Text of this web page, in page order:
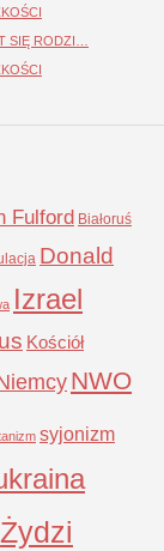
SIĘ RODZI…
Fulford Białoruś
Donald
Izrael
Kościół
NWO
syjonizm
Żydzi